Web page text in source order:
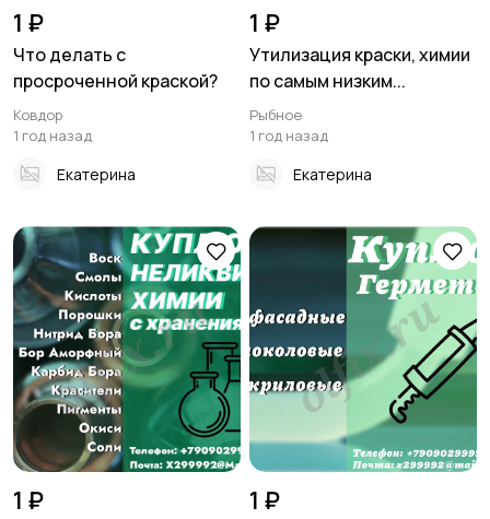
1 ₽
Что делать с
просроченной краской?
Ковдор
1 год назад
Екатерина
1 ₽
Утилизация краски, химии
по самым низким...
Рыбное
1 год назад
Екатерина
1 ₽ 1 ₽